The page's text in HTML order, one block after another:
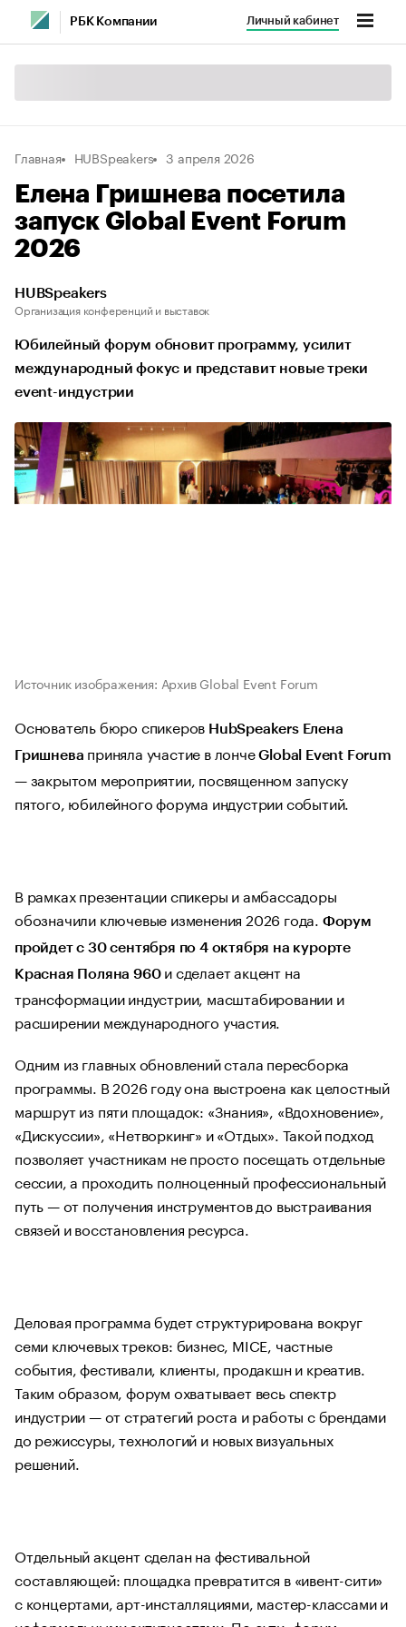
РБК Компании Личный кабинет
Главная HUBSpeakers 3 апреля 2026
Елена Гришнева посетила
запуск Global Event Forum
2026
HUBSpeakers
Организация конференций и выставок
Юбилейный форум обновит программу, усилит
международный фокус и представит новые треки
event-индустрии
Источник изображения: Архив Global Event Forum
Основатель бюро спикеров HubSpeakers Елена
Гришнева приняла участие в лончеGlobal Event Forum
— закрытом мероприятии, посвященном запуску
пятого, юбилейного форума индустрии событий.
В рамках презентации спикеры и амбассадоры
обозначили ключевые изменения 2026 года. Форум
пройдет с 30 сентября по 4 октября на курорте
Красная Поляна 960 и сделает акцент на
трансформации индустрии, масштабировании и
расширении международного участия.
Одним из главных обновлений стала пересборка
программы. В 2026 году она выстроена как целостный
маршрут из пяти площадок: «Знания», «Вдохновение»,
«Дискуссии», «Нетворкинг» и «Отдых». Такой подход
позволяет участникам не просто посещать отдельные
сессии, а проходить полноценный профессиональный
путь — от получения инструментов до выстраивания
связей и восстановления ресурса.
Деловая программа будет структурирована вокруг
семи ключевых треков: бизнес, MICE, частные
события, фестивали, клиенты, продакшн и креатив.
Таким образом, форум охватывает весь спектр
индустрии — от стратегий роста и работы с брендами
до режиссуры, технологий и новых визуальных
решений.
Отдельный акцент сделан на фестивальной
составляющей: площадка превратится в «ивент-сити»
с концертами, арт-инсталляциями, мастер-классами и